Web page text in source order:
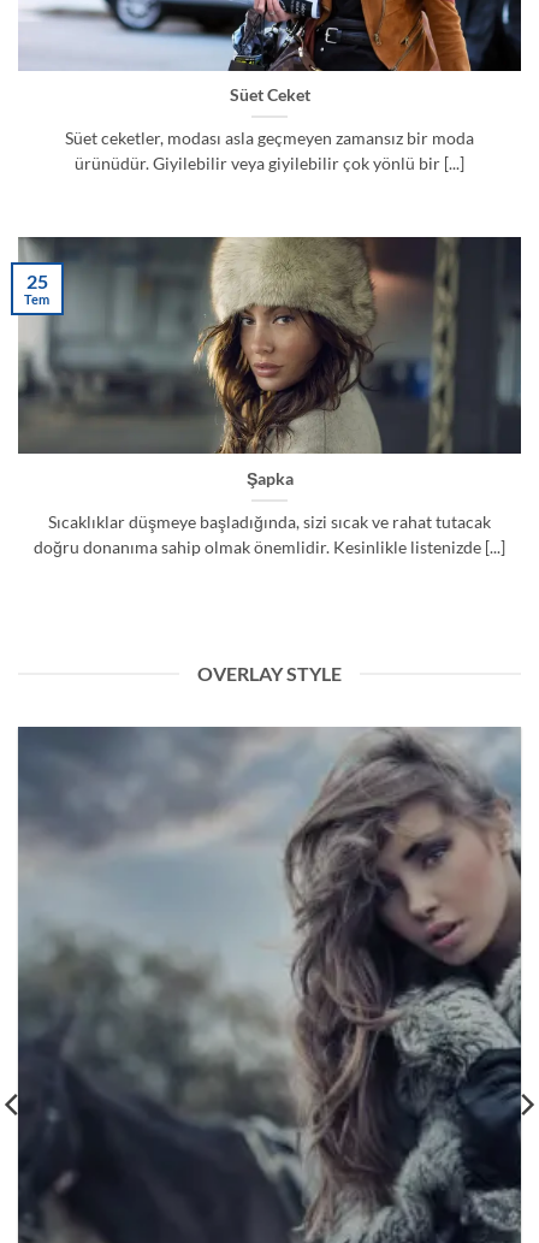
Süet Ceket
Süet ceketler, modası asla geçmeyen zamansız bir moda
ürünüdür. Giyilebilir veya giyilebilir çok yönlü bir [...]
Şapka
Sıcaklıklar düşmeye başladığında, sizi sıcak ve rahat tutacak
doğru donanıma sahip olmak önemlidir. Kesinlikle listenizde [...]
25
Tem
OVERLAY STYLE